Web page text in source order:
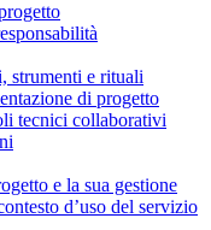
strumenti e rituali
di progetto
tecnici collaborativi
e la sua gestione
d’uso del servizio